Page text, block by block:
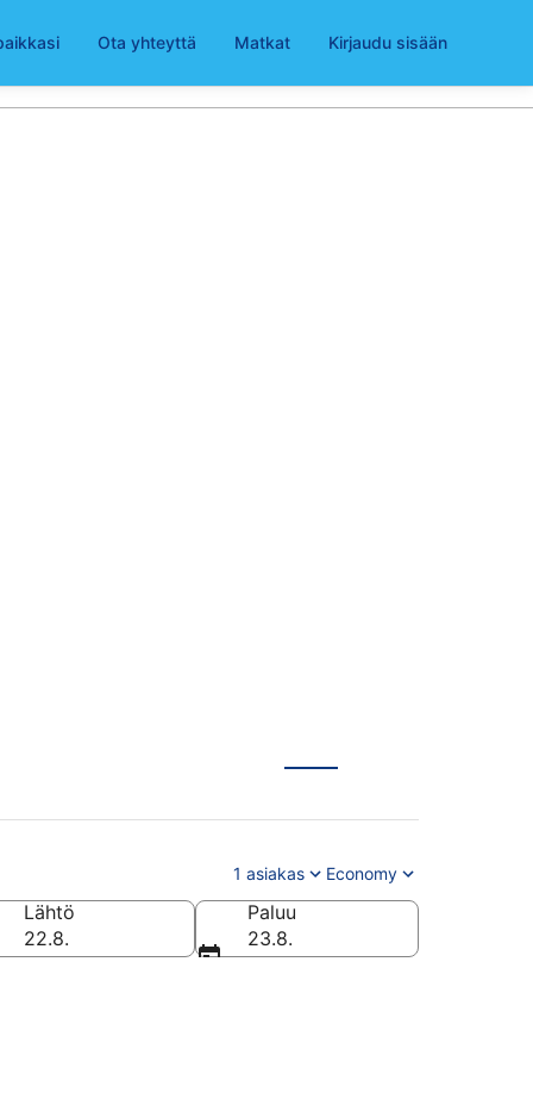
Ota yhteyttä Matkat Kirjaudu sisään
1 asiakas Economy
Lähtö
22.8.
Paluu
23.8.